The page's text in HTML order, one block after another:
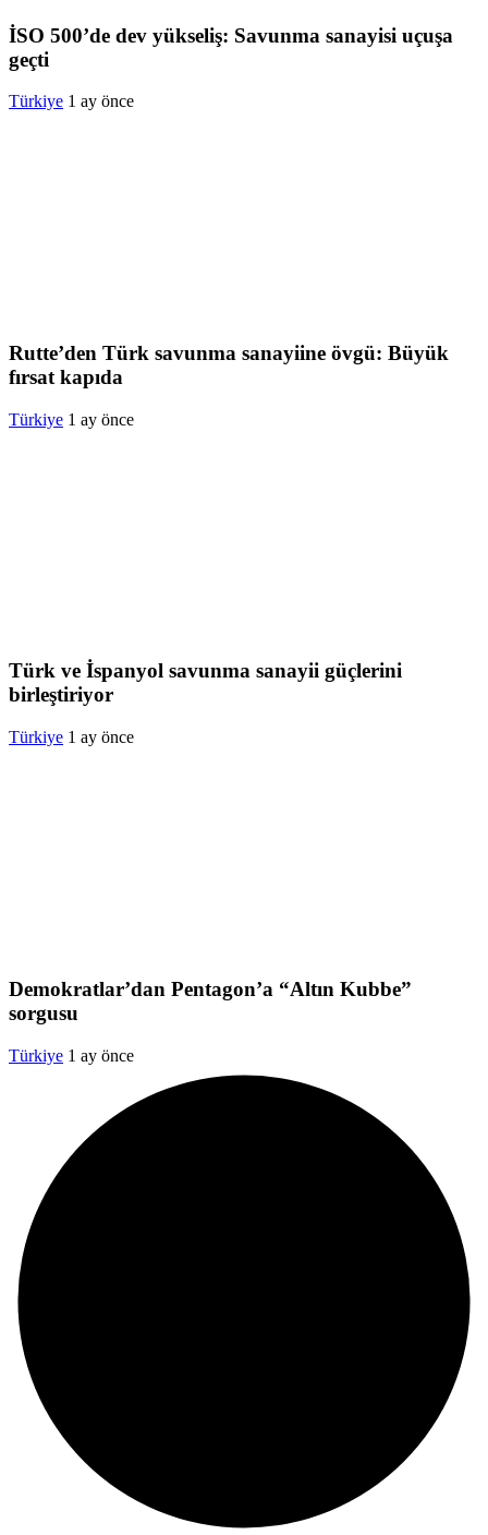
İSO 500’de dev yükseliş: Savunma sanayisi uçuşa
geçti
Türkiye 1 ay önce
Rutte’den Türk savunma sanayiine övgü: Büyük
fırsat kapıda
Türkiye 1 ay önce
Türk ve İspanyol savunma sanayii güçlerini
birleştiriyor
Türkiye 1 ay önce
Demokratlar’dan Pentagon’a “Altın Kubbe”
sorgusu
Türkiye 1 ay önce